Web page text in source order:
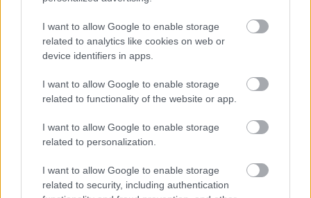
I want to allow Google to enable storage
related to analytics like cookies on web or
device identifiers in apps.
I want to allow Google to enable storage
related to functionality of the website or app.
I want to allow Google to enable storage
related to personalization.
I want to allow Google to enable storage
related to security, including authentication
Ajánlott bejegyzések:
Atlasz, hanyatlasz
Mephisto a tengerparton